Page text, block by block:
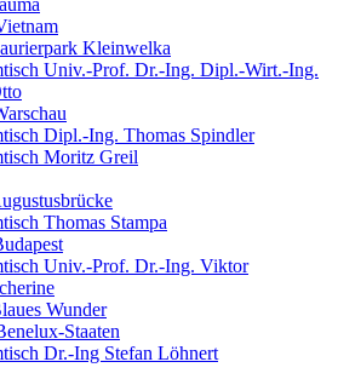
Kleinwelka
Univ.-Prof. Dr.-Ing. Dipl.-Wirt.-Ing.
Dipl.-Ing. Thomas Spindler
Moritz Greil
Thomas Stampa
Univ.-Prof. Dr.-Ing. Viktor
Wunder
Staaten
Dr.-Ing Stefan Löhnert